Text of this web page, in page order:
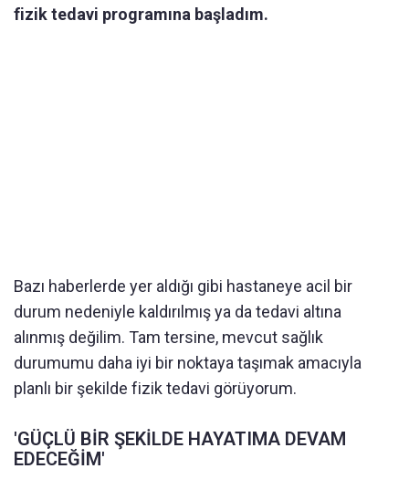
fizik tedavi programına başladım.
Bazı haberlerde yer aldığı gibi hastaneye acil bir
durum nedeniyle kaldırılmış ya da tedavi altına
alınmış değilim. Tam tersine, mevcut sağlık
durumumu daha iyi bir noktaya taşımak amacıyla
planlı bir şekilde fizik tedavi görüyorum.
'GÜÇLÜ BİR ŞEKİLDE HAYATIMA DEVAM
EDECEĞİM'